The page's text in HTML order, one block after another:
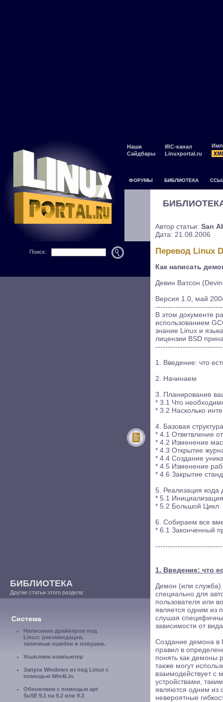
Наши
Сайдбары
IRC-канал
Linuxportal.ru
ФОРУМЫ БИБЛИОТЕКА
Поиск:
БИБЛИОТЕКА
Другие статьи этого раздела:
Система
Написание драйверов под
Linux: рекомендации,
типичные ошибки и ловушки.
Усыпляем компьютер
Запуск Windows из под Linux с
помощью Win4Lin.
Обновляем с помощью apt
SuSE 9.1 на 9.2 или 9.3
Автор статьи: San
Дата: 21.08.2006
Перевод Linux
Как написать
Девин Ватсон
Версия 1.0, май
В этом документе
использованием
знание Linux и
лицензии BSD
1. Введение: что
2. Начинаем
3. Планирование
* 3.1 Что
* 3.2 Насколько
4. Базовая
* 4.1 Ответвление
* 4.2 Изменение
* 4.3 Открытие
* 4.4 Создание
* 4.5 Изменение
* 4.6 Закрытие
5. Реализация кода
* 5.1 Инициализация
* 5.2 Большой Цикл
6. Собираем все
* 6.1 Законченный
1. Введение: что
Демон (или служба)
специально для
пользователя или
является одним из
слушая
зависимости от
Создание демона в
правил в
понять как демоны
также могут
взаимодействует с
устройствами,
являются одним из
невероятные